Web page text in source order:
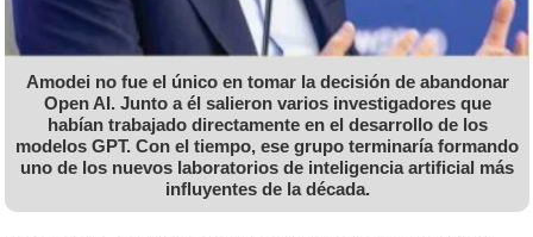
Amodei no fue el único en tomar la decisión de abandonar
Open AI. Junto a él salieron varios investigadores que
habían trabajado directamente en el desarrollo de los
modelos GPT. Con el tiempo, ese grupo terminaría formando
uno de los nuevos laboratorios de inteligencia artificial más
influyentes de la década.